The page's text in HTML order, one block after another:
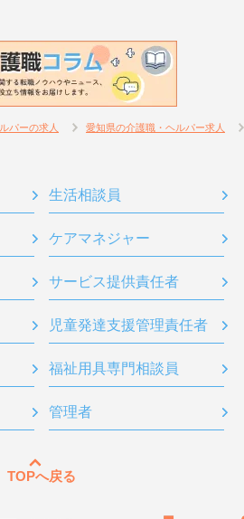
パーの求人 愛知県の介護職・ヘルパー求人
生活相談員
ケアマネジャー
サービス提供責任者
児童発達支援管理責任者
福祉用具専門相談員
管理者
TOPへ戻る